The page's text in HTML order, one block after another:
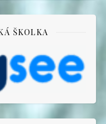
ŠKOLKA